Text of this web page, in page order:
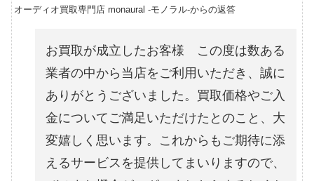
オーディオ買取専門店 monaural -モノラル-からの返答
お買取が成立したお客様 この度は数ある
業者の中から当店をご利用いただき、誠に
ありがとうございました。買取価格やご入
金についてご満足いただけたとのこと、大
変嬉しく思います。これからもご期待に添
えるサービスを提供してまいりますので、